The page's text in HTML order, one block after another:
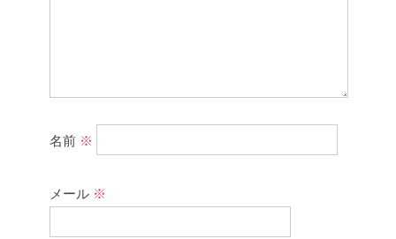
名前 ※
メール ※